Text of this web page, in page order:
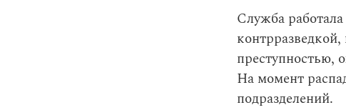
Служба
преступностью,
На момент
подразделений.